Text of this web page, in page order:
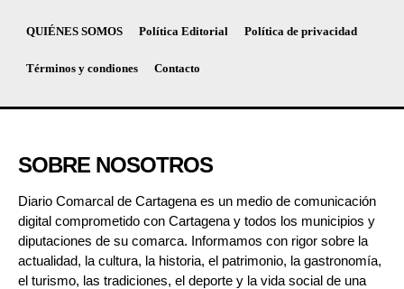
QUIÉNES SOMOS Política Editorial Política de privacidad
Términos y condiones Contacto
SOBRE NOSOTROS
Diario Comarcal de Cartagena es un medio de comunicación
digital comprometido con Cartagena y todos los municipios y
diputaciones de su comarca. Informamos con rigor sobre la
actualidad, la cultura, la historia, el patrimonio, la gastronomía,
el turismo, las tradiciones, el deporte y la vida social de una